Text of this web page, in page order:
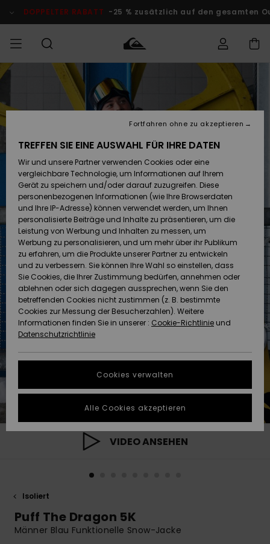
Produktinformation
DOPPELTER RABATT -25 % zusätzlich auf den gesamten
Kleidung
Accessoires
Schuhe&
Flip-Flops
Surf
Snow
Brandneu
Highlights
Kleidung
Accessoires
Schuhe&
Flip-Flops
Surf
Snow
Brandneu
Highlights
FRAUEN
Shop
Brandneu
Highlights
Snow
SURF
Surf Shop
Männer
Kinder
Highlights
Community
SNOW
Snow Shop
Männer
Snow Shop
Kinder
Snow Shop
Damen
Highlights
Community
DOPPELTER
RABATT
Outlet
Herren
KINDER
Outlet
Frauen
HILFE & KONTAKT
Auf meine
Bestellung
zugreifen
Retouren
Bezahlung
Geschenkkarte
Quiksilver
Freedom
Datenschutz
Starten Sie eine
um die
schnellste
Antwort auf Ihre
erhalten.
die häufigsten
Fragen sowie
unser
NACHHALTIGKEIT
SHOPS
QUIKSILVER APP
WUNSCHLISTE
VIDEO ANSEHEN
Isoliert
Puff The Dragon 5K
Männer Blau Funktionelle Snow-Jacke
TREFFEN SIE EINE AUSWAHL FÜR IHRE DATEN
Wir und unsere Partner verwenden Cookies oder eine
vergleichbare Technologie, um Informationen auf Ihrem
Gerät zu speichern und/oder darauf zuzugreifen. Diese
personenbezogenen Informationen (wie Ihre Browserdaten
und Ihre IP-Adresse) können verwendet werden, um Ihnen
personalisierte Beiträge und Inhalte zu präsentieren, um die
Leistung von Werbung und Inhalten zu messen, um
Werbung zu personalisieren, und um mehr über ihr Publikum
zu erfahren, um die Produkte unserer Partner zu entwickeln
und zu verbessern. Sie können Ihre Wahl so einstellen, dass
Sie Cookies, die Ihrer Zustimmung bedürfen, annehmen oder
ablehnen oder sich dagegen aussprechen, wenn Sie den
betreffenden Cookies nicht zustimmen (z. B. bestimmte
Cookies zur Messung der Besucherzahlen). Weitere
Informationen finden Sie in unserer : Cookie-Richtlinie und
Datenschutzrichtlinie
Cookies verwalten
Fortfahren ohne zu akzeptieren
Alle Cookies akzeptieren